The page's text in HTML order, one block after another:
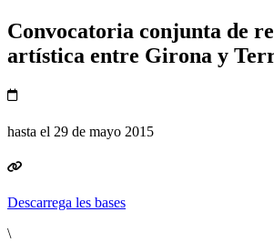
Convocatoria conjunta de
artística entre Girona y
hasta el 29 de mayo 2015
Descarrega les bases
\